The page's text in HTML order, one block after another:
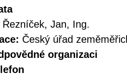
Řezníček, Jan, Ing.
Český úřad
organizaci